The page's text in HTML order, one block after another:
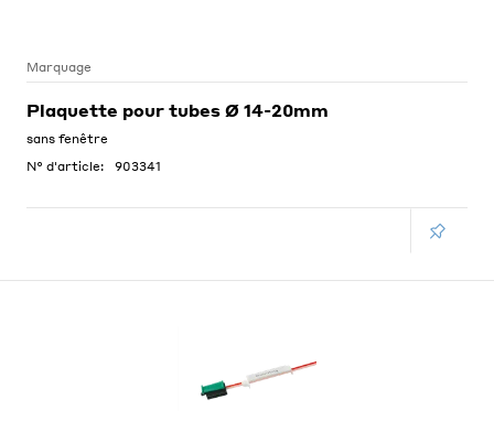
Marquage
Plaquette pour tubes Ø 14-20mm
sans fenêtre
N° d'article:
903341